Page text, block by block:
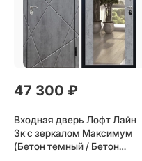
47 300 ₽
Входная дверь Лофт Лайн
3к с зеркалом Максимум
(Бетон темный / Бетон